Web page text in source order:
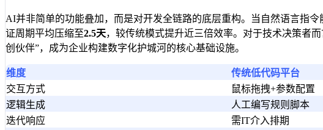
AI并非简单的功能叠加，而是对开发全链路的底层重构。当自然语言指
证周期平均压缩至2.5天，较传统模式提升近三倍效率。对于技术决策者
创伙伴”，成为企业构建数字化护城河的核心基础设施。
维度 传统低代码平台
交互方式
鼠标拖拽+参数配置
逻辑生成
人工编写规则脚本
迭代响应
需IT介入排期